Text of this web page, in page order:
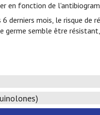
en fonction de
derniers mois, le risque
semble être